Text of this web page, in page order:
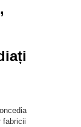
fabricii